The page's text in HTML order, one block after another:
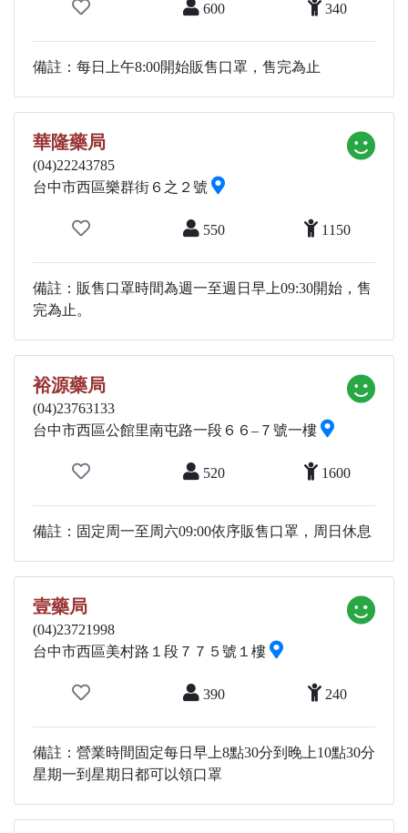
600 340
備註：每日上午8:00開始販售口罩，售完為止
華隆藥局
(04)22243785
台中市西區樂群街６之２號
550 1150
備註：販售口罩時間為週一至週日早上09:30開始，售
完為止。
裕源藥局
(04)23763133
台中市西區公館里南屯路一段６６–７號一樓
520 1600
備註：固定周一至周六09:00依序販售口罩，周日休息
壹藥局
(04)23721998
台中市西區美村路１段７７５號１樓
390 240
備註：營業時間固定每日早上8點30分到晚上10點30分
星期一到星期日都可以領口罩